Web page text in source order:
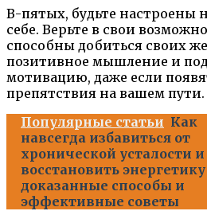
В-пятых, будьте настроены
себе. Верьте в свои
способны добиться своих
позитивное мышление и
мотивацию, даже если
препятствия на вашем пути.
Популярные статьи Как
навсегда избавиться от
хронической усталости и
восстановить
доказанные способы и
эффективные советы